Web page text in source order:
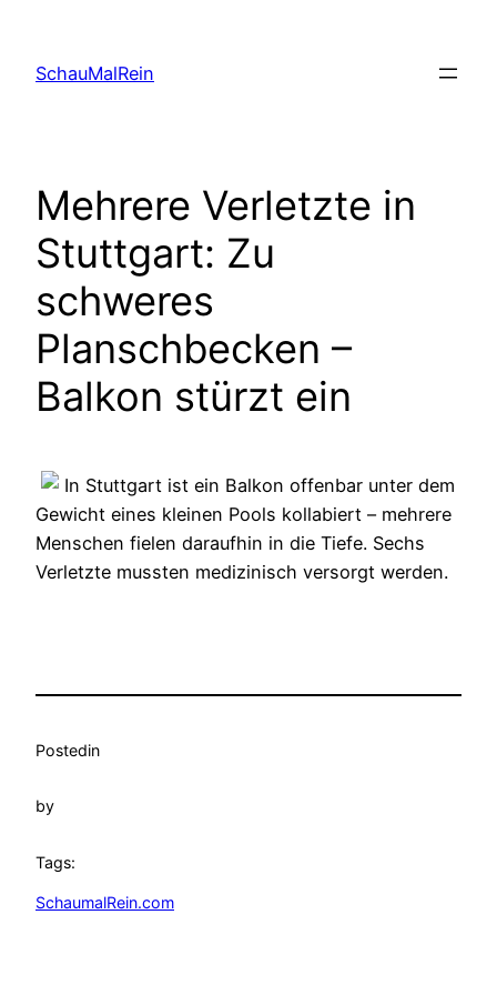
content
SchauMalRein
Mehrere Verletzte in
Stuttgart: Zu
schweres
Planschbecken –
Balkon stürzt ein
In Stuttgart ist ein Balkon offenbar unter dem
Gewicht eines kleinen Pools kollabiert – mehrere
Menschen fielen daraufhin in die Tiefe. Sechs
Verletzte mussten medizinisch versorgt werden.
Postedin
by
Tags:
SchaumalRein.com